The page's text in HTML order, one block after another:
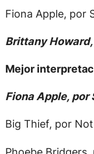
Fiona Apple, por
Brittany Howard,
Mejor
Fiona Apple, por
Big Thief, por Not